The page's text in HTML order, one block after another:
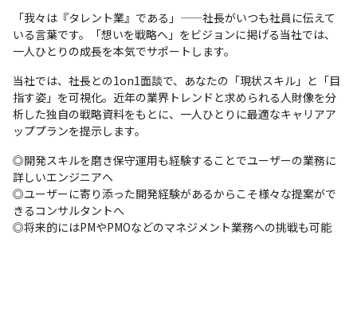
「我々は『タレント業』である」——社長がいつも社員に伝えて
いる言葉です。「想いを戦略へ」をビジョンに掲げる当社では、
一人ひとりの成長を本気でサポートします。
当社では、社長との1on1面談で、あなたの「現状スキル」と「目
指す姿」を可視化。近年の業界トレンドと求められる人財像を分
析した独自の戦略資料をもとに、一人ひとりに最適なキャリアア
ッププランを提示します。
◎開発スキルを磨き保守運用も経験することでユーザーの業務に
詳しいエンジニアへ
◎ユーザーに寄り添った開発経験があるからこそ様々な提案がで
きるコンサルタントへ
◎将来的にはPMやPMOなどのマネジメント業務への挑戦も可能